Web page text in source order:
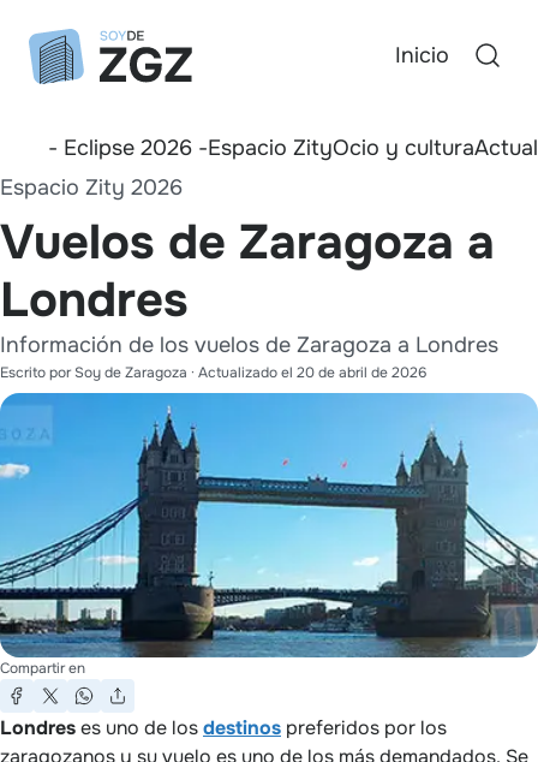
Inicio
- Eclipse 2026 -Espacio ZityOcio y cultura
Espacio Zity 2026
Vuelos de Zaragoza a
Londres
Información de los vuelos de Zaragoza a Londres
Escrito porSoy de Zaragoza · Actualizado el 20 de abril de 2026
Compartir en
Londreses uno de losdestinos preferidos por los
zaragozanos y su vuelo es uno de los más demandados. Se